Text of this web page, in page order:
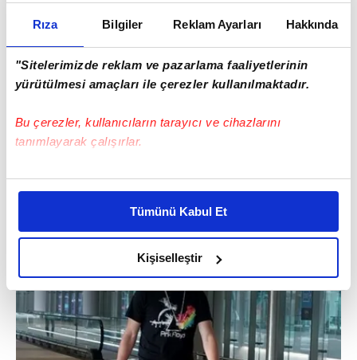
Rıza Bilgiler Reklam Ayarları Hakkında
"Sitelerimizde reklam ve pazarlama faaliyetlerinin
yürütülmesi amaçları ile çerezler kullanılmaktadır.
Bu çerezler, kullanıcıların tarayıcı ve cihazlarını
tanımlayarak çalışırlar.
Bu çerezlere izin vermeniz halinde sizlere özel
daha iyi reklam deneyimi yaşatabiliriz. Bunu yaparken
amacımızın size daha iyi bir reklam deneyimi sunmak
olduğunu ve sizlere en iyi içerikleri sunabilmek adına
elimizden gelen çabayı gösterdiğimizi ve bu noktada,
reklamların maliyetlerimizi karşılamak noktasında tek gelir
kalemimiz olduğunu sizlere hatırlatmak isteriz.
Her halükârda, kullanıcılar, bu çerezlere izin vermedikleri
Tümünü Kabul Et
Kişiselleştir
Bu haber sonrası, Napoli'nin büyük bir hayal
kırıklığı yaşadığı ifade edildi.